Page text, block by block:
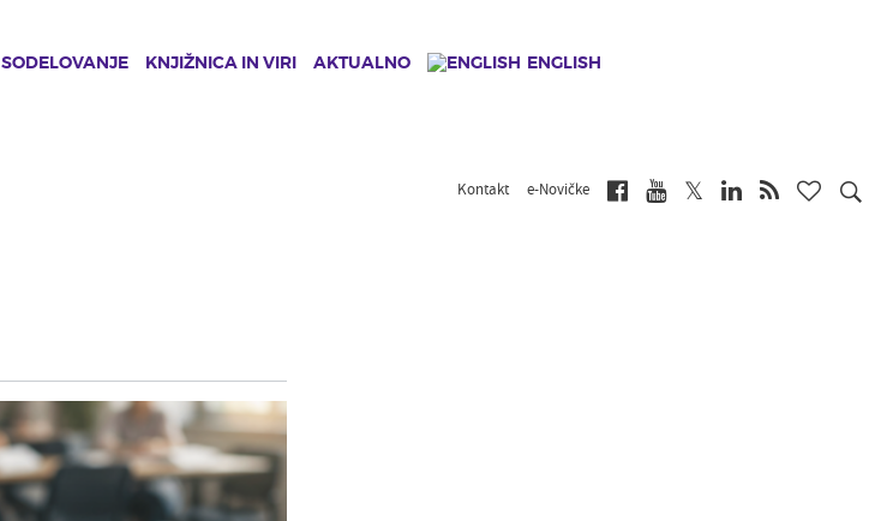
KNJIŽNICA IN VIRI AKTUALNO ENGLISH
Kontakt e-Novičke